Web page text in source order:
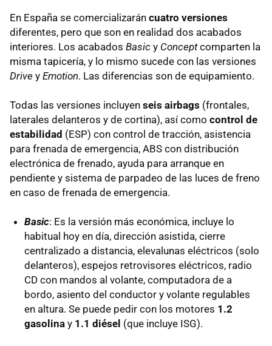
En España se comercializarán cuatro versiones
diferentes, pero que son en realidad dos acabados
interiores. Los acabados Basic y Conceptcomparten la
misma tapicería, y lo mismo sucede con las versiones
Drive y Emotion. Las diferencias son de equipamiento.
Todas las versiones incluyen seis airbags (frontales,
laterales delanteros y de cortina), así como control de
estabilidad (ESP) con control de tracción, asistencia
para frenada de emergencia, ABS con distribución
electrónica de frenado, ayuda para arranque en
pendiente y sistema de parpadeo de las luces de freno
en caso de frenada de emergencia.
Basic: Es la versión más económica, incluye lo
habitual hoy en día, dirección asistida, cierre
centralizado a distancia, elevalunas eléctricos (solo
delanteros), espejos retrovisores eléctricos, radio
CD con mandos al volante, computadora de a
bordo, asiento del conductor y volante regulables
en altura. Se puede pedir con los motores 1.2
gasolina y 1.1 diésel (que incluye ISG).